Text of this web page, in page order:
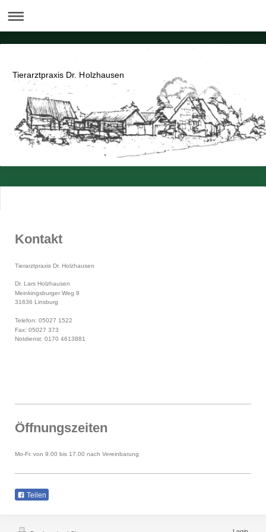
Tierarztpraxis Dr. Holzhausen
Kontakt
Tierarztpraxis Dr. Holzhausen
Dr. Lars Holzhausen
Meinkingsburger Weg 8
31636 Linsburg
Telefon: 05027 1522
Fax: 05027 373
Notdienst: 0170 4613881
Öffnungszeiten
Mo-Fr. von 9.00 bis 17.00 nach Vereinbarung
Teilen